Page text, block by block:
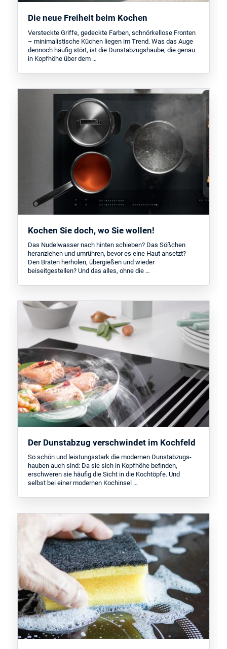
Die neue Freiheit beim Kochen
Versteckte Griffe, gedeckte Farben, schnörkellose Fronten
– minimalistische Küchen liegen im Trend. Was das Auge
dennoch häufig stört, ist die Dunstabzugshaube, die genau
in Kopfhöhe über dem …
Kochen Sie doch, wo Sie wollen!
Das Nudelwasser nach hinten schieben? Das Sößchen
heranziehen und umrühren, bevor es eine Haut ansetzt?
Den Braten herholen, übergießen und wieder
beiseitgestellen? Und das alles, ohne die …
Der Dunstabzug verschwindet im Kochfeld
So schön und leistungsstark die modernen Dunstabzugs­
hauben auch sind: Da sie sich in Kopfhöhe befinden,
erschweren sie häufig die Sicht in die Kochtöpfe. Und
selbst bei einer modernen Kochinsel …